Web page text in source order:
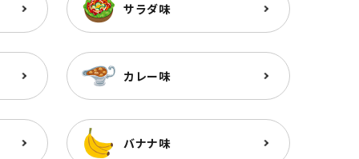
サラダ味
カレー味
バナナ味